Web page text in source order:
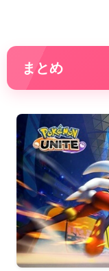
まとめ